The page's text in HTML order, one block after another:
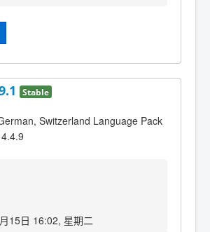
Stable
Switzerland Language Pack
15日 16:02, 星期二